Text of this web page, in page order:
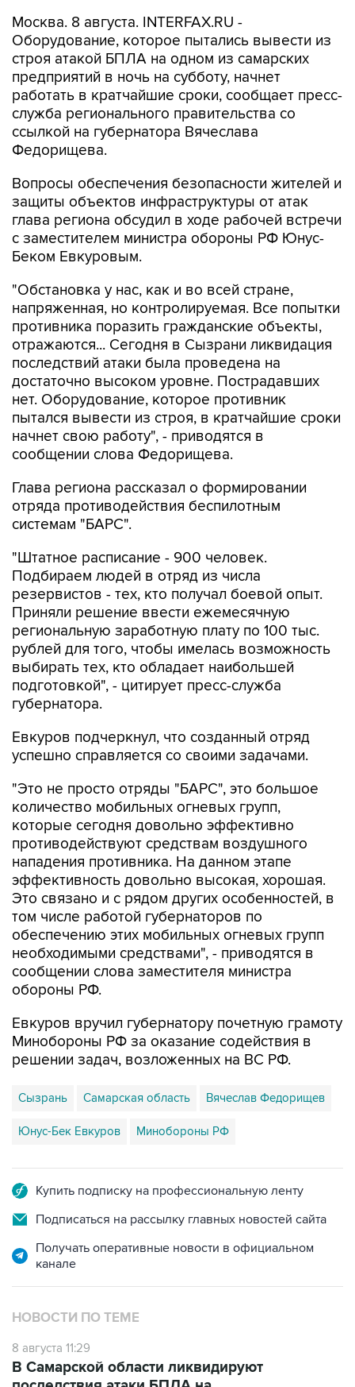
Москва. 8 августа. INTERFAX.RU -
Оборудование, которое пытались вывести из
строя атакой БПЛА на одном из самарских
предприятий в ночь на субботу, начнет
работать в кратчайшие сроки, сообщает пресс-
служба регионального правительства со
ссылкой на губернатора Вячеслава
Федорищева.
Вопросы обеспечения безопасности жителей и
защиты объектов инфраструктуры от атак
глава региона обсудил в ходе рабочей встречи
с заместителем министра обороны РФ Юнус-
Беком Евкуровым.
"Обстановка у нас, как и во всей стране,
напряженная, но контролируемая. Все попытки
противника поразить гражданские объекты,
отражаются... Сегодня в Сызрани ликвидация
последствий атаки была проведена на
достаточно высоком уровне. Пострадавших
нет. Оборудование, которое противник
пытался вывести из строя, в кратчайшие сроки
начнет свою работу", - приводятся в
сообщении слова Федорищева.
Глава региона рассказал о формировании
отряда противодействия беспилотным
системам "БАРС".
"Штатное расписание - 900 человек.
Подбираем людей в отряд из числа
резервистов - тех, кто получал боевой опыт.
Приняли решение ввести ежемесячную
региональную заработную плату по 100 тыс.
рублей для того, чтобы имелась возможность
выбирать тех, кто обладает наибольшей
подготовкой", - цитирует пресс-служба
губернатора.
Евкуров подчеркнул, что созданный отряд
успешно справляется со своими задачами.
"Это не просто отряды "БАРС", это большое
количество мобильных огневых групп,
которые сегодня довольно эффективно
противодействуют средствам воздушного
нападения противника. На данном этапе
эффективность довольно высокая, хорошая.
Это связано и с рядом других особенностей, в
том числе работой губернаторов по
обеспечению этих мобильных огневых групп
необходимыми средствами", - приводятся в
сообщении слова заместителя министра
обороны РФ.
Евкуров вручил губернатору почетную грамоту
Минобороны РФ за оказание содействия в
решении задач, возложенных на ВС РФ.
Сызрань Самарская область Вячеслав Федорищев
Юнус-Бек Евкуров Минобороны РФ
Купить подписку на профессиональную ленту
Подписаться на рассылку главных новостей сайта
Получать оперативные новости в официальном
канале
НОВОСТИ ПО ТЕМЕ
8 августа 11:29
В Самарской области ликвидируют